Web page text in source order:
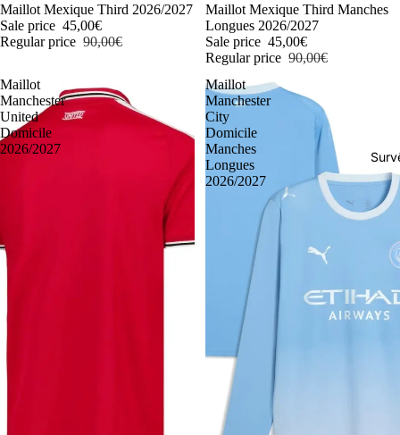
-50%
Maillot Mexique Third 2026/2027
Sale price 45,00€
Regular price 90,00€
-50%
Maillot Mexique Third Manches
Longues 2026/2027
Sale price 45,00€
Regular price 90,00€
Maillot
Manchester
United
Domicile
2026/2027
Maillot
Manchester
City
Domicile
Manches
Longues
2026/2027